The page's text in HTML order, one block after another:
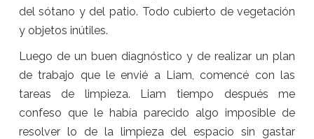
del sótano y del patio. Todo cubierto de vegetación
y objetos inútiles.
Luego de un buen diagnóstico y de realizar un plan
de trabajo que le envié a Liam, comencé con las
tareas de limpieza. Liam tiempo después me
confeso que le había parecido algo imposible de
resolver lo de la limpieza del espacio sin gastar